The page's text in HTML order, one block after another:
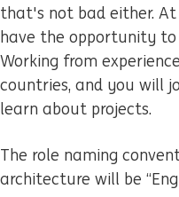
that's not bad either.
have the opportunity
Working from
countries, and you will
learn about projects.
The role naming
architecture will be